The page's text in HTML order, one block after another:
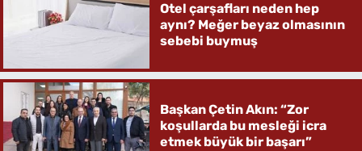
Otel çarşafları neden hep
aynı? Meğer beyaz olmasının
sebebi buymuş
Başkan Çetin Akın: “Zor
koşullarda bu mesleği icra
etmek büyük bir başarı”